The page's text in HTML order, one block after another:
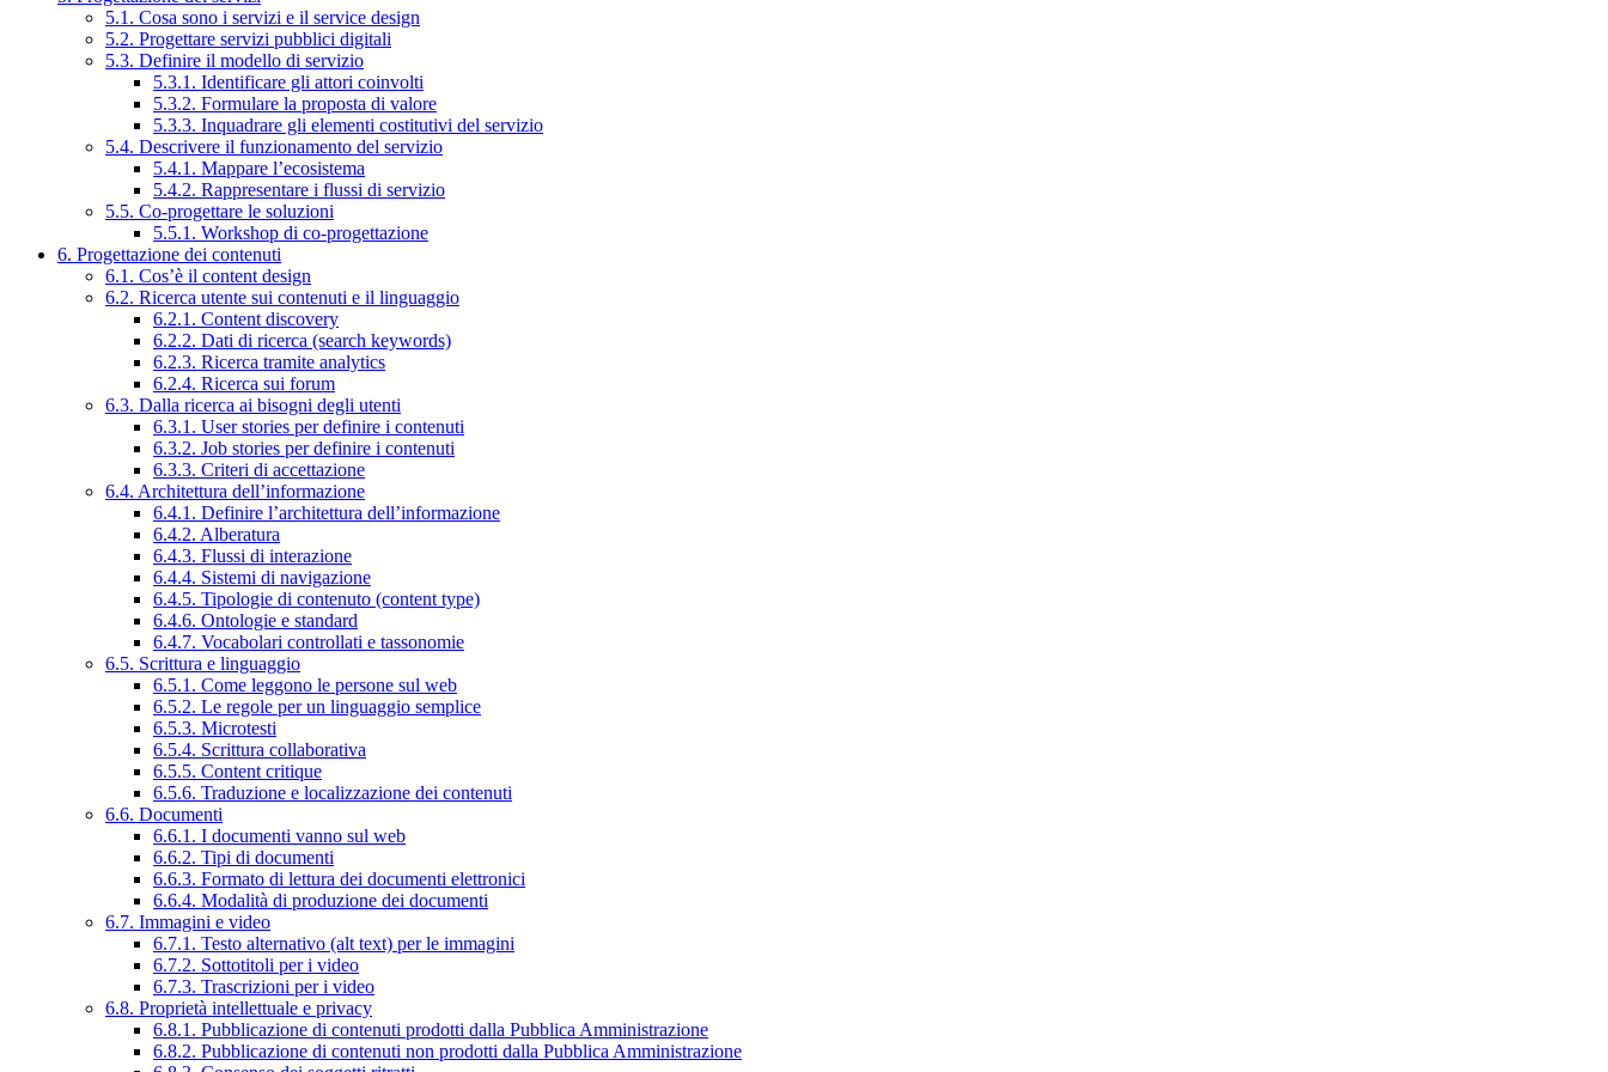
5.1. Cosa sono i servizi e il service design
5.2. Progettare servizi pubblici digitali
5.3. Definire il modello di servizio
5.3.1. Identificare gli attori coinvolti
5.3.2. Formulare la proposta di valore
5.3.3. Inquadrare gli elementi costitutivi del servizio
5.4. Descrivere il funzionamento del servizio
5.4.1. Mappare l’ecosistema
5.4.2. Rappresentare i flussi di servizio
5.5. Co-progettare le soluzioni
5.5.1. Workshop di co-progettazione
6. Progettazione dei contenuti
6.1. Cos’è il content design
6.2. Ricerca utente sui contenuti e il linguaggio
6.2.1. Content discovery
6.2.2. Dati di ricerca (search keywords)
6.2.3. Ricerca tramite analytics
6.2.4. Ricerca sui forum
6.3. Dalla ricerca ai bisogni degli utenti
6.3.1. User stories per definire i contenuti
6.3.2. Job stories per definire i contenuti
6.3.3. Criteri di accettazione
6.4. Architettura dell’informazione
6.4.1. Definire l’architettura dell’informazione
6.4.2. Alberatura
6.4.3. Flussi di interazione
6.4.4. Sistemi di navigazione
6.4.5. Tipologie di contenuto (content type)
6.4.6. Ontologie e standard
6.4.7. Vocabolari controllati e tassonomie
6.5. Scrittura e linguaggio
6.5.1. Come leggono le persone sul web
6.5.2. Le regole per un linguaggio semplice
6.5.3. Microtesti
6.5.4. Scrittura collaborativa
6.5.5. Content critique
6.5.6. Traduzione e localizzazione dei contenuti
6.6. Documenti
6.6.1. I documenti vanno sul web
6.6.2. Tipi di documenti
6.6.3. Formato di lettura dei documenti elettronici
6.6.4. Modalità di produzione dei documenti
6.7. Immagini e video
6.7.1. Testo alternativo (alt text) per le immagini
6.7.2. Sottotitoli per i video
6.7.3. Trascrizioni per i video
6.8. Proprietà intellettuale e privacy
6.8.1. Pubblicazione di contenuti prodotti dalla Pubblica Amministrazione
6.8.2. Pubblicazione di contenuti non prodotti dalla Pubblica Amministrazione